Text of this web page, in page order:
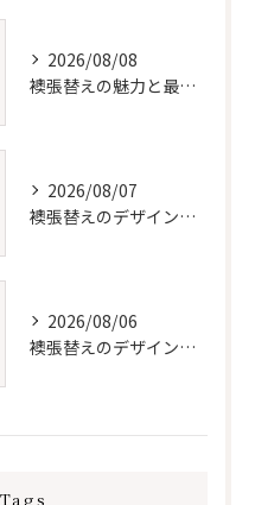
2026/08/08
襖張替えの魅力と最新デザイン技術
2026/08/07
襖張替えのデザインと価格徹底解説
2026/08/06
襖張替えのデザイン技術とメンテナンス法
Tags